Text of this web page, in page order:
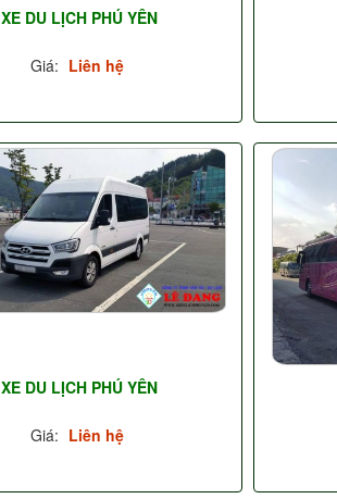
XE DU LỊCH PHÚ YÊN
Giá: Liên hệ
XE DU LỊCH PHÚ YÊN
Giá: Liên hệ